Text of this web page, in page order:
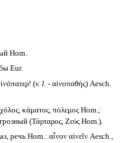
Hom.
Eur.
(v. l. -αἰνοπαθής) Aesch.
κάματος, πόλεμος Hom.;
(Τάρταρος, Ζεύς Hom.).
речь Hom.: αἶνον αἰνεῖν Aesch.,